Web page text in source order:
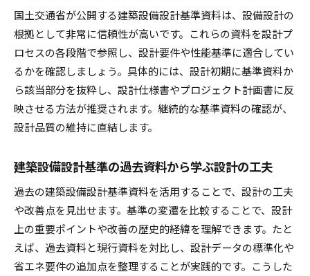
国土交通省が公開する建築設備設計基準資料は、設備設計の
根拠として非常に信頼性が高いです。これらの資料を設計プ
ロセスの各段階で参照し、設計要件や性能基準に適合してい
るかを確認しましょう。具体的には、設計初期に基準資料か
ら該当部分を抜粋し、設計仕様書やプロジェクト計画書に反
映させる方法が推奨されます。継続的な基準資料の確認が、
設計品質の維持に直結します。
建築設備設計基準の過去資料から学ぶ設計の工夫
過去の建築設備設計基準資料を活用することで、設計の工夫
や改善点を見出せます。基準の変遷を比較することで、設計
上の重要ポイントや改善の歴史的経緯を理解できます。たと
えば、過去資料と現行資料を対比し、設計データの標準化や
省エネ要件の追加点を整理することが実践的です。こうした